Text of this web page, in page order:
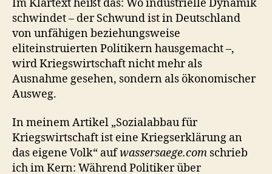
Im Klartext heißt das: Wo industrielle Dynamik
schwindet – der Schwund ist in Deutschland
von unfähigen beziehungsweise
eliteinstruierten Politikern hausgemacht –,
wird Kriegswirtschaft nicht mehr als
Ausnahme gesehen, sondern als ökonomischer
Ausweg.
In meinem Artikel „Sozialabbau für
Kriegswirtschaft ist eine Kriegserklärung an
das eigene Volk“ aufwassersaege.com schrieb
ich im Kern: Während Politiker über